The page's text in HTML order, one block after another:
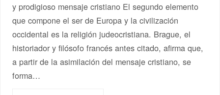
y prodigioso mensaje cristiano El segundo elemento
que compone el ser de Europa y la civilización
occidental es la religión judeocristiana. Brague, el
historiador y filósofo francés antes citado, afirma que,
a partir de la asimilación del mensaje cristiano, se
forma…